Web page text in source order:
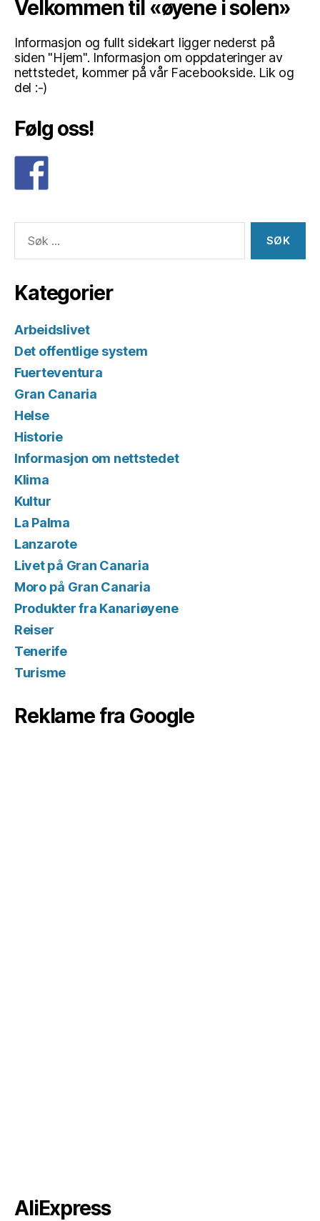
Velkommen til «øyene i solen»
Informasjon og fullt sidekart ligger nederst på
siden "Hjem". Informasjon om oppdateringer av
nettstedet, kommer på vår Facebookside. Lik og
del :-)
Følg oss!
etter:
Kategorier
Arbeidslivet
Det offentlige system
Fuerteventura
Gran Canaria
Helse
Historie
Informasjon om nettstedet
Klima
Kultur
La Palma
Lanzarote
Livet på Gran Canaria
Moro på Gran Canaria
Produkter fra Kanariøyene
Reiser
Tenerife
Turisme
Reklame fra Google
AliExpress